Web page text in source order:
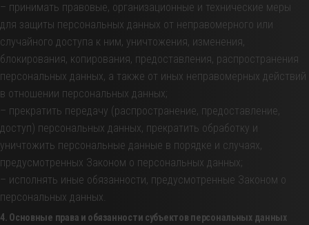
– принимать правовые, организационные и технические меры
для защиты персональных данных от неправомерного или
случайного доступа к ним, уничтожения, изменения,
блокирования, копирования, предоставления, распространения
персональных данных, а также от иных неправомерных действий
в отношении персональных данных;
– прекратить передачу (распространение, предоставление,
доступ) персональных данных, прекратить обработку и
уничтожить персональные данные в порядке и случаях,
предусмотренных Законом о персональных данных;
– исполнять иные обязанности, предусмотренные Законом о
персональных данных.
4. Основные права и обязанности субъектов персональных данных